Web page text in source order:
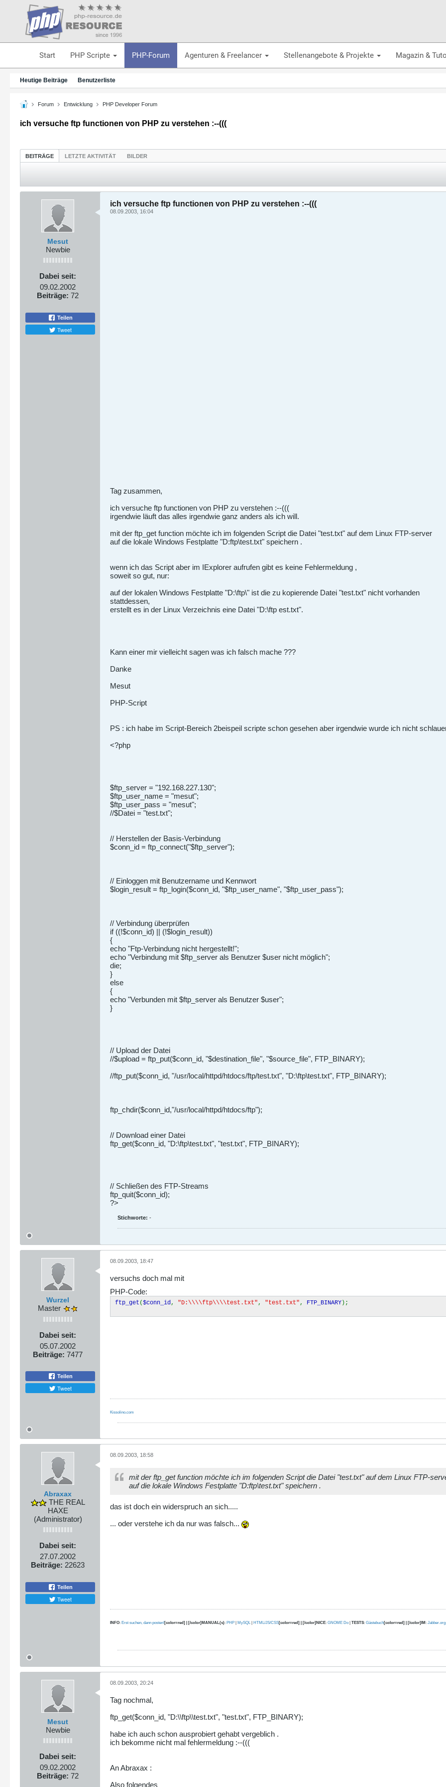
Start PHP Scripte PHP-Forum Agenturen & Freelancer Stellenangebote & Projekte Magazin &
Heutige Beiträge Benutzerliste
Forum Entwicklung PHP Developer Forum
ich versuche ftp functionen von PHP zu verstehen :--(((
BEITRÄGE LETZTE AKTIVITÄT BILDER
Mesut
Newbie
Dabei seit:
09.02.2002
Beiträge: 72
Teilen
Tweet
ich versuche ftp functionen von PHP zu verstehen :--(((
08.09.2003, 16:04
Tag zusammen,
ich versuche ftp functionen von PHP zu verstehen :--(((
irgendwie läuft das alles irgendwie ganz anders als ich will.
mit der ftp_get function möchte ich im folgenden Script die Datei "test.txt" auf dem Linux FTP-server
auf die lokale Windows Festplatte "D:ftp\test.txt" speichern .
wenn ich das Script aber im IExplorer aufrufen gibt es keine Fehlermeldung ,
soweit so gut, nur:
auf der lokalen Windows Festplatte "D:\ftp\" ist die zu kopierende Datei "test.txt" nicht vorhanden
stattdessen,
erstellt es in der Linux Verzeichnis eine Datei "D:\ftp est.txt".
Kann einer mir vielleicht sagen was ich falsch mache ???
Danke
Mesut
PHP-Script
PS : ich habe im Script-Bereich 2beispeil scripte schon gesehen aber irgendwie wurde ich nicht
<?php
$ftp_server = "192.168.227.130";
$ftp_user_name = "mesut";
$ftp_user_pass = "mesut";
//$Datei = "test.txt";
// Herstellen der Basis-Verbindung
$conn_id = ftp_connect("$ftp_server");
// Einloggen mit Benutzername und Kennwort
$login_result = ftp_login($conn_id, "$ftp_user_name", "$ftp_user_pass");
// Verbindung überprüfen
if ((!$conn_id) || (!$login_result))
{
echo "Ftp-Verbindung nicht hergestellt!";
echo "Verbindung mit $ftp_server als Benutzer $user nicht möglich";
die;
}
else
{
echo "Verbunden mit $ftp_server als Benutzer $user";
}
// Upload der Datei
//$upload = ftp_put($conn_id, "$destination_file", "$source_file", FTP_BINARY);
//ftp_put($conn_id, "/usr/local/httpd/htdocs/ftp/test.txt", "D:\ftp\test.txt", FTP_BINARY);
ftp_chdir($conn_id,"/usr/local/httpd/htdocs/ftp");
// Download einer Datei
ftp_get($conn_id, "D:\ftp\test.txt", "test.txt", FTP_BINARY);
// Schließen des FTP-Streams
ftp_quit($conn_id);
?>
Stichworte: -
Wurzel
Master
Dabei seit:
05.07.2002
Beiträge: 7477
Teilen
Tweet
08.09.2003, 18:47
versuchs doch mal mit
PHP-Code:
ftp_get ($conn_id , "D:\\\\ftp\\\\test.txt" , "test.txt" , FTP_BINARY);
Kissolino.com
Abraxax
THE REAL
HAXE
(Administrator)
Dabei seit:
27.07.2002
Beiträge: 22623
Teilen
Tweet
08.09.2003, 18:58
mit der ftp_get function möchte ich im folgenden Script die Datei "test.txt" auf dem Linux FTP-
auf die lokale Windows Festplatte "D:ftp\test.txt" speichern .
das ist doch ein widerspruch an sich.....
... oder verstehe ich da nur was falsch...
INFO: Erst suchen, dann posten![color=red] | [/color]MANUAL(s): PHP MySQL| HTML/JS/CSS[color=red] | [/color]NICE: GNOME Do TESTS: Gästebuch[color=red] | [/color]IM : Jabber.org
Mesut
Newbie
Dabei seit:
09.02.2002
Beiträge: 72
08.09.2003, 20:24
Tag nochmal,
ftp_get($conn_id, "D:\\ftp\\test.txt", "test.txt", FTP_BINARY);
habe ich auch schon ausprobiert gehabt vergeblich .
ich bekomme nicht mal fehlermeldung :--(((
An Abraxax :
Also folgendes